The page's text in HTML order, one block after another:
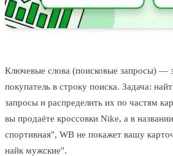
Ключевые слова (поисковые запросы) —
покупатель в строку поиска. Задача:
запросы и распределить их по частям
вы продаёте кроссовки Nike, а в
спортивная", WB не покажет вашу
найк мужские".